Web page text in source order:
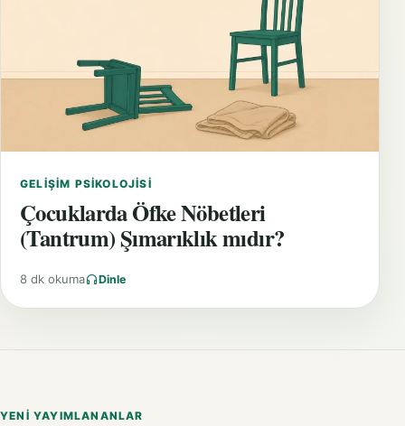
GELIŞIM PSIKOLOJISI
Çocuklarda Öfke Nöbetleri
(Tantrum) Şımarıklık mıdır?
8 dk okuma Dinle
YENI YAYIMLANANLAR